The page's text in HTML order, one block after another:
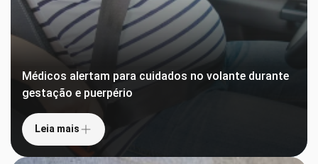
Médicos alertam para cuidados no volante durante
gestação e puerpério
Leia mais